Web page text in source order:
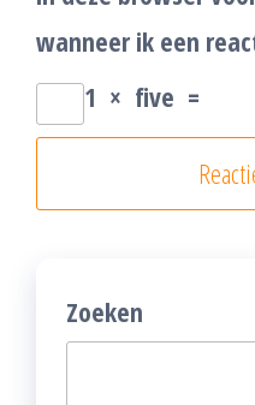
wanneer ik een
1 × five =
Zoeken